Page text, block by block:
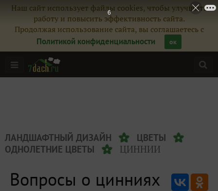
Наш сайт использует файлы cookies, чтобы улучшить
работу и повысить эффективность сайта.
Продолжая использование сайта, вы соглашаетесь с
Политикой конфиденциальности
ок
ЛАНДШАФТНЫЙ ДИЗАЙН
ЦВЕТЫ
ОДНОЛЕТНИЕ ЦВЕТЫ
ЦИННИИ
Вопросы о цинниях
5